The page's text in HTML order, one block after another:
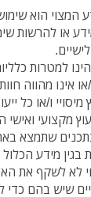
המצוי הוא
או להרשות
למטרות
אינו מהווה
מיסויי ו/או
מקצועי
שתמצא
בגין מידע
לא לשקף את
שיש בהם